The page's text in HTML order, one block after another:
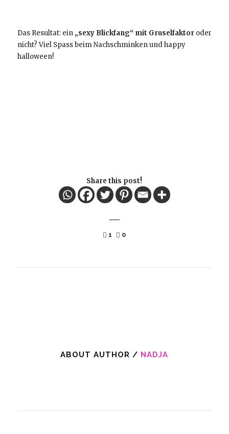
Das Resultat: ein„sexy Blickfang“ mit Gruselfaktor oder
nicht? Viel Spass beim Nachschminken und happy
halloween!
Share this post!
1 0
ABOUT AUTHOR / NADJA